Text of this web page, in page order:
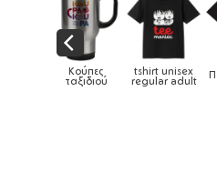
Drill Καπέλα
ενηλίκων
Καπέλα
ενηλίκων